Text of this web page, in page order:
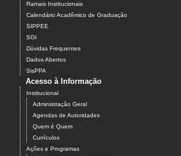
Ramais Institucionais
Calendário Acadêmico de Graduação
SIPPEE
SGI
Dúvidas Frequentes
Dados Abertos
SisPPA
Acesso à Informação
Institucional
Administração Geral
Agendas de Autoridades
Quem é Quem
Currículos
Ações e Programas